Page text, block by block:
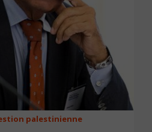
palestinienne